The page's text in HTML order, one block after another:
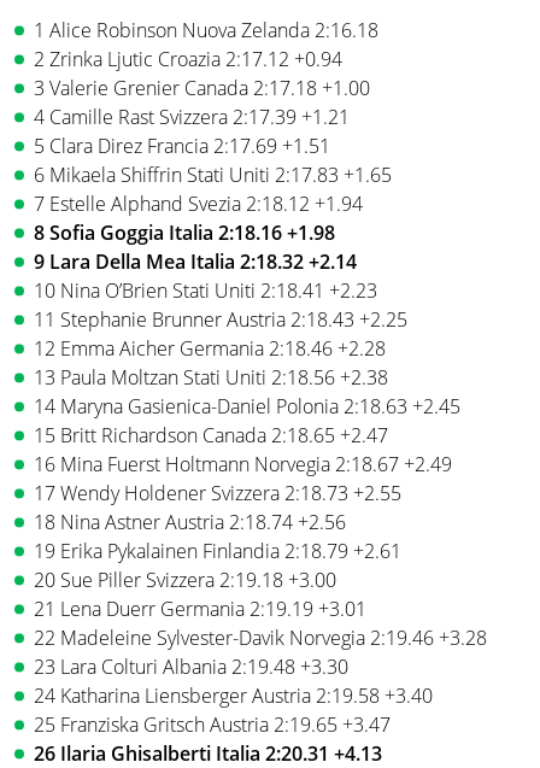
1 Alice Robinson Nuova Zelanda 2:16.18
2 Zrinka Ljutic Croazia 2:17.12 +0.94
3 Valerie Grenier Canada 2:17.18 +1.00
4 Camille Rast Svizzera 2:17.39 +1.21
5 Clara Direz Francia 2:17.69 +1.51
6 Mikaela Shiffrin Stati Uniti 2:17.83 +1.65
7 Estelle Alphand Svezia 2:18.12 +1.94
8 Sofia Goggia Italia 2:18.16 +1.98
9 Lara Della Mea Italia 2:18.32 +2.14
10 Nina O’Brien Stati Uniti 2:18.41 +2.23
11 Stephanie Brunner Austria 2:18.43 +2.25
12 Emma Aicher Germania 2:18.46 +2.28
13 Paula Moltzan Stati Uniti 2:18.56 +2.38
14 Maryna Gasienica-Daniel Polonia 2:18.63 +2.45
15 Britt Richardson Canada 2:18.65 +2.47
16 Mina Fuerst Holtmann Norvegia 2:18.67 +2.49
17 Wendy Holdener Svizzera 2:18.73 +2.55
18 Nina Astner Austria 2:18.74 +2.56
19 Erika Pykalainen Finlandia 2:18.79 +2.61
20 Sue Piller Svizzera 2:19.18 +3.00
21 Lena Duerr Germania 2:19.19 +3.01
22 Madeleine Sylvester-Davik Norvegia 2:19.46 +3.28
23 Lara Colturi Albania 2:19.48 +3.30
24 Katharina Liensberger Austria 2:19.58 +3.40
25 Franziska Gritsch Austria 2:19.65 +3.47
26 Ilaria Ghisalberti Italia 2:20.31 +4.13